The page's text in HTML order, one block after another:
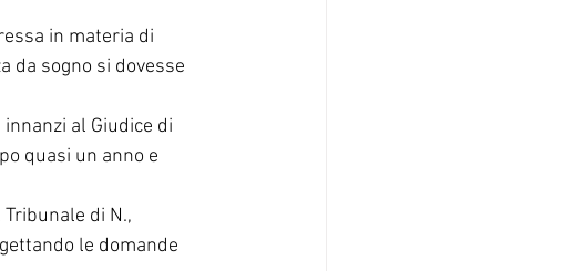
in materia di
da sogno si dovesse
al Giudice di
quasi un anno e
di N.,
le domande